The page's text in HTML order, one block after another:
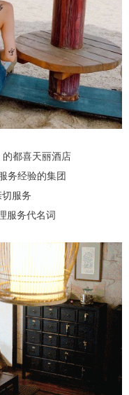
都喜天丽酒店
务经验的集团
服务
服务代名词